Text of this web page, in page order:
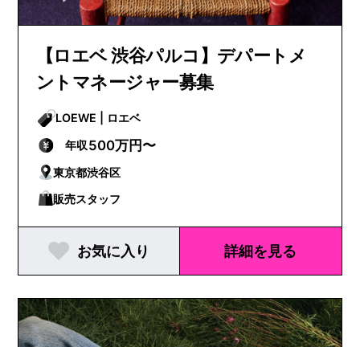
【ロエベ 渋谷パルコ】デパートメ
ントマネージャー募集
LOEWE | ロエベ
年収500万円〜
東京都渋谷区
販売スタッフ
お気に入り 詳細を見る